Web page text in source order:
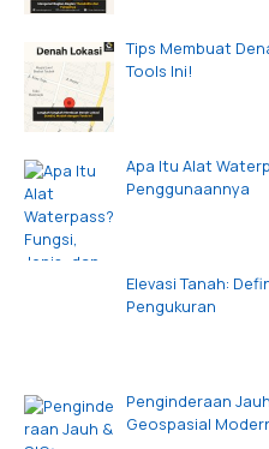
Tips Membuat
Tools Ini!
Apa Itu Alat
Penggunaannya
Elevasi Tanah:
Pengukuran
Penginderaan
Geospasial